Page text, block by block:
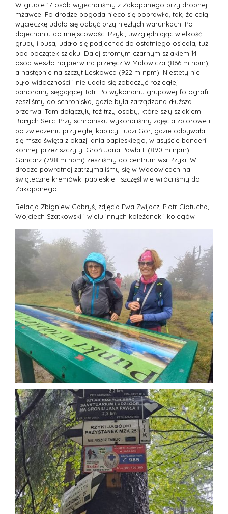
W grupie 17 osób wyjechaliśmy z Zakopanego przy drobnej
mżawce. Po drodze pogoda nieco się poprawiła, tak, że całą
wycieczkę udało się odbyć przy niezłych warunkach. Po
dojechaniu do miejscowości Rzyki, uwzględniając wielkość
grupy i busa, udało się podjechać do ostatniego osiedla, tuż
pod początek szlaku. Dalej stromym czarnym szlakiem 14
osób weszło najpierw na przełęcz W.Midowicza (866 m npm),
a następnie na szczyt Leskowca (922 m npm). Niestety nie
było widoczności i nie udało się zobaczyć rozległej
panoramy sięgającej Tatr. Po wykonaniu grupowej fotografii
zeszliśmy do schroniska, gdzie była zarządzona dłuższa
przerwa. Tam dołączyły też trzy osoby, które szły szlakiem
Białych Serc. Przy schronisku wykonaliśmy zdjęcia zbiorowe i
po zwiedzeniu przyległej kaplicy Ludzi Gór, gdzie odbywała
się msza święta z okazji dnia papieskiego, w asyście banderii
konnej, przez szczyty: Groń Jana Pawła II (890 m npm) i
Gancarz (798 m npm) zeszliśmy do centrum wsi Rzyki. W
drodze powrotnej zatrzymaliśmy się w Wadowicach na
świąteczne kremówki papieskie i szczęśliwie wróciliśmy do
Zakopanego.
Relacja Zbigniew Gabryś, zdjęcia Ewa Zwijacz, Piotr Ciotucha,
Wojciech Szatkowski i wielu innych koleżanek i kolegów